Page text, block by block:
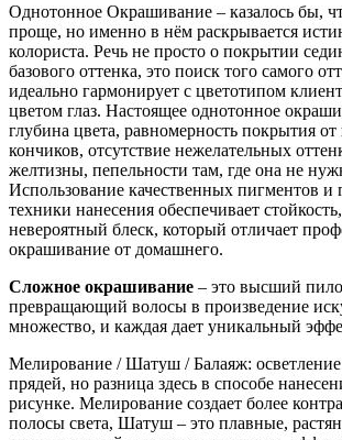
Однотонное Окрашивание – казалось бы,
проще, но именно в нём раскрывается
колориста. Речь не просто о покрытии
базового оттенка, это поиск того самого
идеально гармонирует с цветотипом
цветом глаз. Настоящее однотонное
глубина цвета, равномерность покрытия от
кончиков, отсутствие нежелательных
желтизны, пепельности там, где она не
Использование качественных пигментов и
техники нанесения обеспечивает
невероятный блеск, который отличает
окрашивание от домашнего.
Сложное окрашивание – это высший
превращающий волосы в произведение
множество, и каждая дает уникальный
Мелирование / Шатуш / Балаяж:
прядей, но разница здесь в способе
рисунке. Мелирование создает более
полосы света, Шатуш – это плавные,